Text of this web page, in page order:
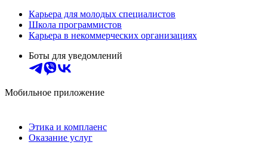
Карьера для молодых специалистов
Школа программистов
Карьера в некоммерческих организациях
Боты для уведомлений
Мобильное приложение
Этика и комплаенс
Оказание услуг